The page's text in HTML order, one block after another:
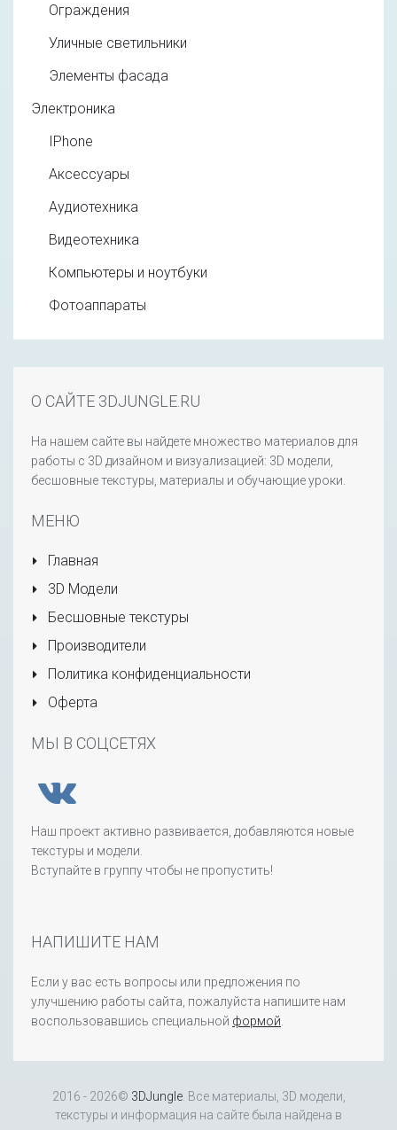
Ограждения
Уличные светильники
Элементы фасада
Электроника
IPhone
Аксессуары
Аудиотехника
Видеотехника
Компьютеры и ноутбуки
Фотоаппараты
О САЙТЕ 3DJUNGLE.RU
На нашем сайте вы найдете множество материалов для
работы с 3D дизайном и визуализацией: 3D модели,
бесшовные текстуры, материалы и обучающие уроки.
МЕНЮ
Главная
3D Модели
Бесшовные текстуры
Производители
Политика конфиденциальности
Оферта
МЫ В СОЦСЕТЯХ
Наш проект активно развивается, добавляются новые
текстуры и модели.
Вступайте в группу чтобы не пропустить!
НАПИШИТЕ НАМ
Если у вас есть вопросы или предложения по
улучшению работы сайта, пожалуйста напишите нам
воспользовавшись специальной формой
2016 - 2026© 3DJungle. Все материалы, 3D модели,
текстуры и информация на сайте была найдена в